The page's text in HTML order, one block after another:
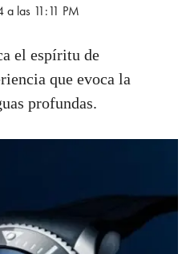
las 11:11 PM
el espíritu de
que evoca la
profundas.